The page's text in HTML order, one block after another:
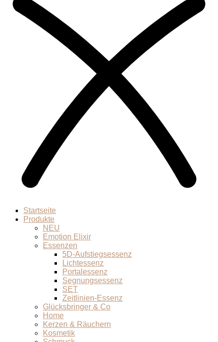
Startseite
Produkte
NEU
Emotion Elixir
Essenzen
5D-Aufstiegsessenz
Lichtessenz
Portalessenz
Segnungsessenz
SET
Zeitlinien-Essenz
Glücksbringer & Co
Home
Kerzen & Räuchern
Kosmetik